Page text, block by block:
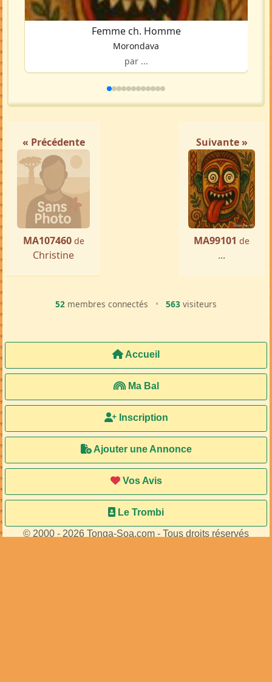
Femme ch. Homme
Morondava
par ...
« Précédente
MA107460 de
Christine
Suivante »
MA99101 de
...
52 membres connectés • 563 visiteurs
Accueil
Ma Bal
Inscription
Ajouter une Annonce
Vos Avis
Le Trombi
© 2000 - 2026 Tonga-Soa.com - Tous droits réservés